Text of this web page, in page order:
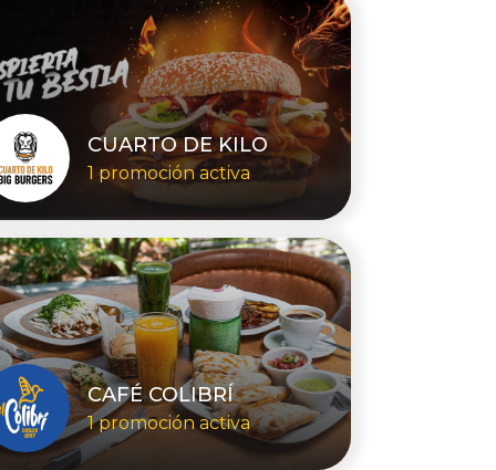
CUARTO DE KILO
1 promoción activa
CAFÉ COLIBRÍ
1 promoción activa